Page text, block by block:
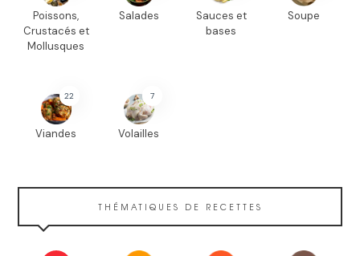
Poissons,
Crustacés et
Mollusques
Salades
Sauces et
bases
Soupe
22
Viandes
7
Volailles
THÉMATIQUES DE RECETTES